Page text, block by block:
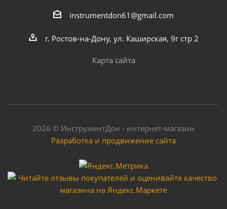
instrumentdon61@gmail.com
г. Ростов-на-Дону, ул. Каширская, 9г стр 2
Карта сайта
2026 © ИнструментДон - интернет-магазин
Разработка и продвижение сайта